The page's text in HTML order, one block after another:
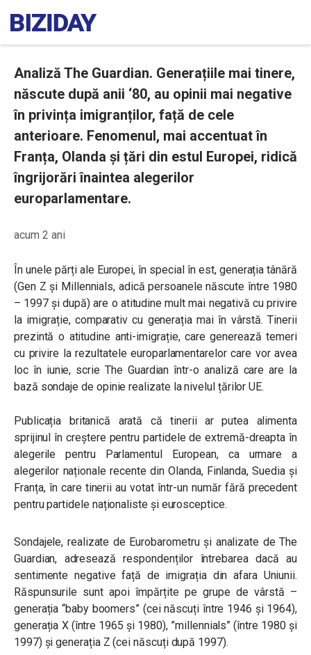
Analiză The Guardian. Generațiile mai tinere,
născute după anii ‘80, au opinii mai negative
în privința imigranților, față de cele
anterioare. Fenomenul, mai accentuat în
Franța, Olanda și țări din estul Europei, ridică
îngrijorări înaintea alegerilor
europarlamentare.
acum 2 ani
În unele părți ale Europei, în special în est, generația tânără
(Gen Z și Millennials, adică persoanele născute între 1980
– 1997 și după) are o atitudine mult mai negativă cu privire
la imigrație, comparativ cu generația mai în vârstă. Tinerii
prezintă o atitudine anti-imigrație, care generează temeri
cu privire la rezultatele europarlamentarelor care vor avea
loc în iunie, scrie The Guardian într-o analiză care are la
bază sondaje de opinie realizate la nivelul țărilor UE.
Publicația britanică arată că tinerii ar putea alimenta
sprijinul în creștere pentru partidele de extremă-dreapta în
alegerile pentru Parlamentul European, ca urmare a
alegerilor naționale recente din Olanda, Finlanda, Suedia și
Franța, în care tinerii au votat într-un număr fără precedent
pentru partidele naționaliste și eurosceptice.
Sondajele, realizate de Eurobarometru și analizate de The
Guardian, adresează respondenților întrebarea dacă au
sentimente negative față de imigrația din afara Uniunii.
Răspunsurile sunt apoi împărțite pe grupe de vârstă –
generația “baby boomers” (cei născuți între 1946 și 1964),
generația X (între 1965 și 1980), ”millennials” (între 1980 și
1997) și generația Z (cei născuți după 1997).